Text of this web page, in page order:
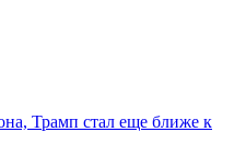
Трамп стал еще ближе к